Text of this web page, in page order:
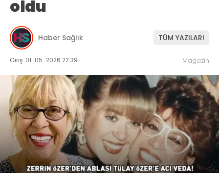
oldu
Haber Sağlık TÜM YAZILARI
Giriş: 01-05-2026 22:39 Magazin